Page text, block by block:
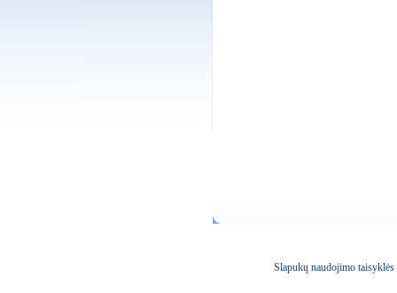
Slapukų naudojimo taisyklės